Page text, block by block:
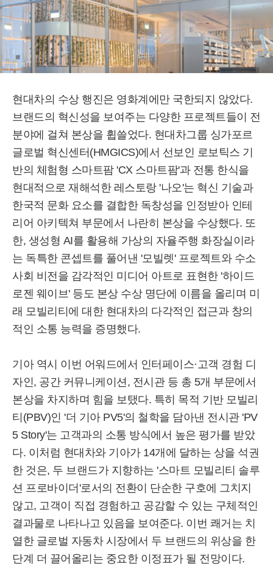
현대차의 수상 행진은 영화계에만 국한되지 않았다.
브랜드의 혁신성을 보여주는 다양한 프로젝트들이 전
분야에 걸쳐 본상을 휩쓸었다. 현대차그룹 싱가포르
글로벌 혁신센터(HMGICS)에서 선보인 로보틱스 기
반의 체험형 스마트팜 'CX 스마트팜'과 전통 한식을
현대적으로 재해석한 레스토랑 '나오'는 혁신 기술과
한국적 문화 요소를 결합한 독창성을 인정받아 인테
리어 아키텍쳐 부문에서 나란히 본상을 수상했다. 또
한, 생성형 AI를 활용해 가상의 자율주행 화장실이라
는 독특한 콘셉트를 풀어낸 '모빌렛' 프로젝트와 수소
사회 비전을 감각적인 미디어 아트로 표현한 '하이드
로젠 웨이브' 등도 본상 수상 명단에 이름을 올리며 미
래 모빌리티에 대한 현대차의 다각적인 접근과 창의
적인 소통 능력을 증명했다.
기아 역시 이번 어워드에서 인터페이스·고객 경험 디
자인, 공간 커뮤니케이션, 전시관 등 총 5개 부문에서
본상을 차지하며 힘을 보탰다. 특히 목적 기반 모빌리
티(PBV)인 '더 기아 PV5'의 철학을 담아낸 전시관 'PV
5 Story'는 고객과의 소통 방식에서 높은 평가를 받았
다. 이처럼 현대차와 기아가 14개에 달하는 상을 석권
한 것은, 두 브랜드가 지향하는 '스마트 모빌리티 솔루
션 프로바이더'로서의 전환이 단순한 구호에 그치지
않고, 고객이 직접 경험하고 공감할 수 있는 구체적인
결과물로 나타나고 있음을 보여준다. 이번 쾌거는 치
열한 글로벌 자동차 시장에서 두 브랜드의 위상을 한
단계 더 끌어올리는 중요한 이정표가 될 전망이다.